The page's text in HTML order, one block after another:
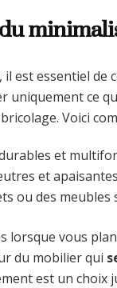
il est essentiel de
uniquement ce
Voici
et
et
ou des meubles
lorsque vous
du mobilier qui
est un choix